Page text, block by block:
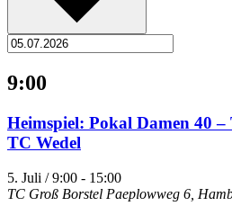
9:00
Heimspiel: Pokal Damen 40
TC Wedel
5. Juli / 9:00 - 15:00
TC Groß Borstel Paeplowweg 6,